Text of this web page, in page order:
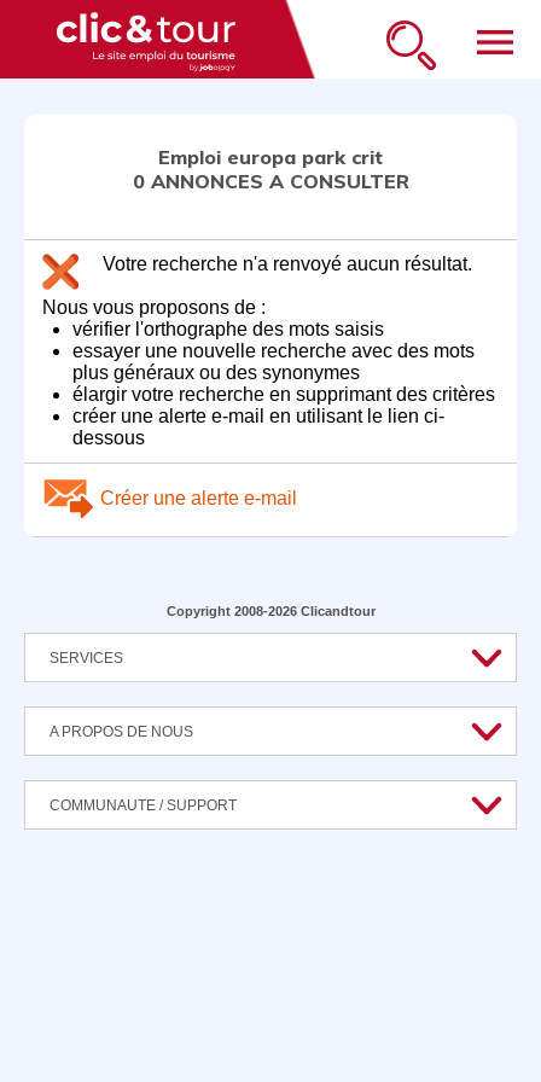
menu
Emploi europa park crit
0 ANNONCES A CONSULTER
Votre recherche n'a renvoyé aucun résultat.
Nous vous proposons de :
vérifier l'orthographe des mots saisis
essayer une nouvelle recherche avec des mots
plus généraux ou des synonymes
élargir votre recherche en supprimant des critères
créer une alerte e-mail en utilisant le lien ci-
dessous
Créer une alerte e-mail
Copyright 2008-2026 Clicandtour
SERVICES
A PROPOS DE NOUS
COMMUNAUTE / SUPPORT